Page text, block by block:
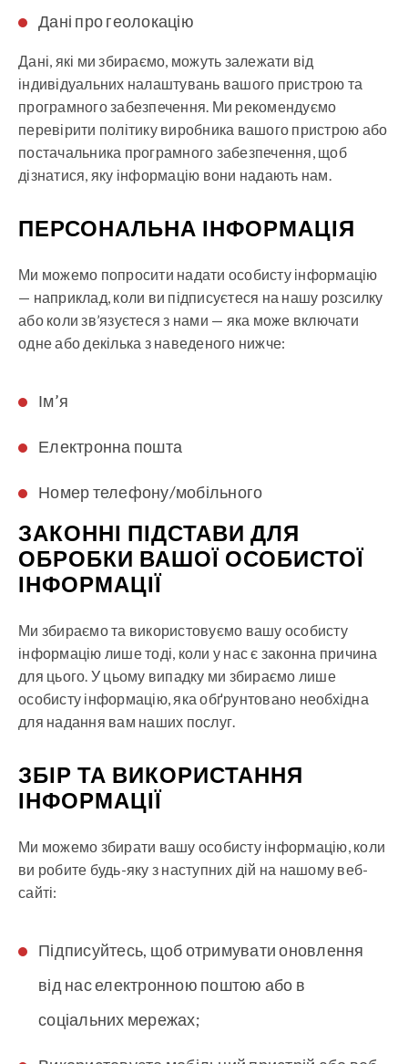
Дані про геолокацію
Дані, які ми збираємо, можуть залежати від
індивідуальних налаштувань вашого пристрою та
програмного забезпечення. Ми рекомендуємо
перевірити політику виробника вашого пристрою або
постачальника програмного забезпечення, щоб
дізнатися, яку інформацію вони надають нам.
ПЕРСОНАЛЬНА ІНФОРМАЦІЯ
Ми можемо попросити надати особисту інформацію
— наприклад, коли ви підписуєтеся на нашу розсилку
або коли зв’язуєтеся з нами — яка може включати
одне або декілька з наведеного нижче:
Ім’я
Електронна пошта
Номер телефону/мобільного
ЗАКОННІ ПІДСТАВИ ДЛЯ
ОБРОБКИ ВАШОЇ ОСОБИСТОЇ
ІНФОРМАЦІЇ
Ми збираємо та використовуємо вашу особисту
інформацію лише тоді, коли у нас є законна причина
для цього. У цьому випадку ми збираємо лише
особисту інформацію, яка обґрунтовано необхідна
для надання вам наших послуг.
ЗБІР ТА ВИКОРИСТАННЯ
ІНФОРМАЦІЇ
Ми можемо збирати вашу особисту інформацію, коли
ви робите будь-яку з наступних дій на нашому веб-
сайті:
Підписуйтесь, щоб отримувати оновлення
від нас електронною поштою або в
соціальних мережах;